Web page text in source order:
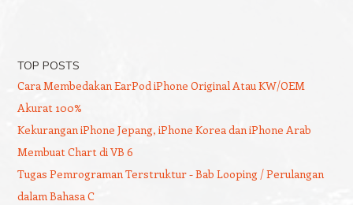
TOP POSTS
Cara Membedakan EarPod iPhone Original Atau KW/OEM
Akurat 100%
Kekurangan iPhone Jepang, iPhone Korea dan iPhone Arab
Membuat Chart di VB 6
Tugas Pemrograman Terstruktur - Bab Looping / Perulangan
dalam Bahasa C